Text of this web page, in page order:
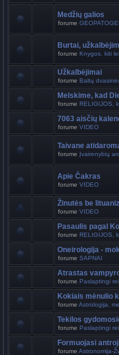
Medžių galios
forume
Burtai,
forume Knygos. kiti
Užkalbėjimai
forume Baltų
Melskime, kad
forume RELIGIJOS,
7063 aisčių
forume VIDEO
Taivane
forume Įvairenybių
Apie Čakras
forume VIDEO
Žinutės be
forume VIDEO
Pasaulis pagal
forume RELIGIJOS,
Oneirologija -
forume SAPNAI
Atrastas
forume Paslaptingi
Kokiais mėnulio
forume Astrologija,
Tekilos
forume Paslaptingi
Formuojasi
forume Astronomija-